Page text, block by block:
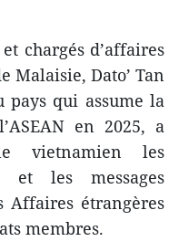
chargés d’affaires
Malaisie, Dato’ Tan
pays qui assume la
en 2025, a
vietnamien les
et les messages
Affaires étrangères
membres.